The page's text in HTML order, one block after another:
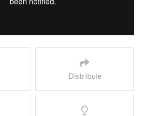
Distribuie